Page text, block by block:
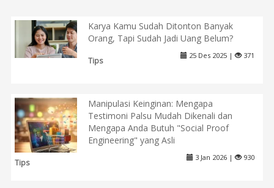
Karya Kamu Sudah Ditonton Banyak
Orang, Tapi Sudah Jadi Uang Belum?
Tips
25 Des 2025 | 371
Manipulasi Keinginan: Mengapa
Testimoni Palsu Mudah Dikenali dan
Mengapa Anda Butuh "Social Proof
Engineering" yang Asli
Tips
3 Jan 2026 | 930